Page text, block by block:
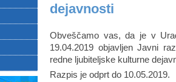
dejavnosti
Obveščamo vas, da je v
19.04.2019 objavljen Javni
redne ljubiteljske kulturne
Razpis je odprt do 10.05.2019.